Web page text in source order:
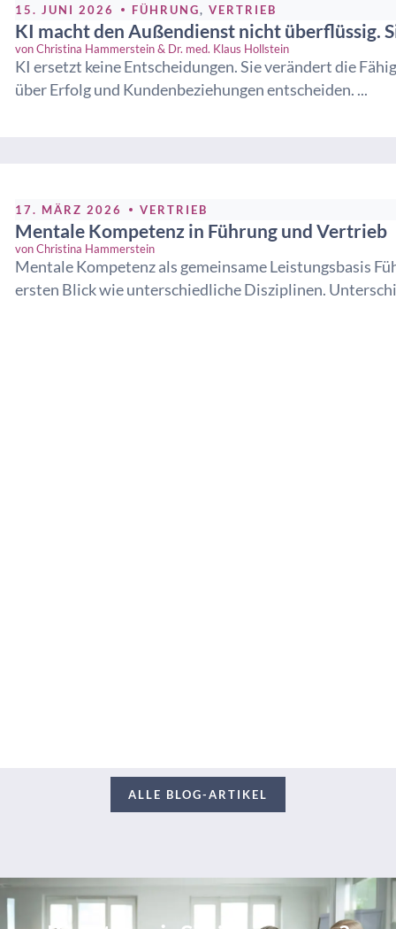
15. JUNI 2026 FÜHRUNG, VERTRIEB
KI macht den Außendienst nicht überflüssig.
vonChristina Hammerstein & Dr. med. Klaus Hollstein
KI ersetzt keine Entscheidungen. Sie verändert die
über Erfolg und Kundenbeziehungen entscheiden. ...
17. MÄRZ 2026 VERTRIEB
Mentale Kompetenz in Führung und Vertrieb
vonChristina Hammerstein
Mentale Kompetenz als gemeinsame Leistungsbasis
ersten Blick wie unterschiedliche Disziplinen.
ALLE BLOG-ARTIKEL